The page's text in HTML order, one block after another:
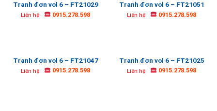
Tranh đơn vol 6 – FT21029
Liên hệ 0915.278.598
Tranh đơn vol 6 – FT21051
Liên hệ 0915.278.598
Tranh đơn vol 6 – FT21047
Liên hệ 0915.278.598
Tranh đơn vol 6 – FT21025
Liên hệ 0915.278.598